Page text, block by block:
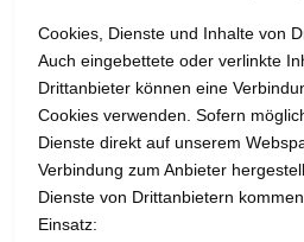
Cookies, Dienste und Inhalte von
Auch eingebettete oder verlinkte
Drittanbieter können eine
Cookies verwenden. Sofern
Dienste direkt auf unserem
Verbindung zum Anbieter
Dienste von Drittanbietern
Einsatz: